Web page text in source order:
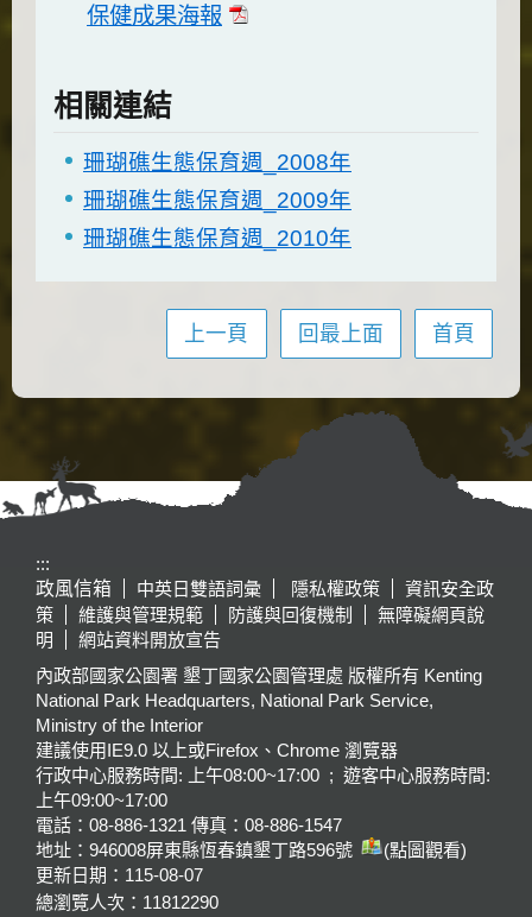
保健成果海報
相關連結
珊瑚礁生態保育週_2008年
珊瑚礁生態保育週_2009年
珊瑚礁生態保育週_2010年
上一頁 回最上面 首頁
:::
政風信箱
中英日雙語詞彙 隱私權政策
資訊安全政
策
維護與管理規範 防護與回復機制
無障礙網頁說
明
網站資料開放宣告
內政部國家公園署 墾丁國家公園管理處 版權所有 Kenting
National Park Headquarters, National Park Service,
Ministry of the Interior
建議使用IE9.0 以上或Firefox、Chrome 瀏覽器
行政中心服務時間: 上午08:00~17:00 ; 遊客中心服務時間:
上午09:00~17:00
電話：08-886-1321 傳真：08-886-1547
地址：946008屏東縣恆春鎮墾丁路596號
(點圖觀看)
更新日期： 115-08-07
總瀏覽人次： 11812290